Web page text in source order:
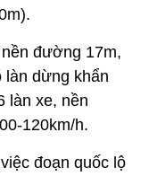
đường 17m,
làn dừng khẩn
làn xe, nền
120km/h.
đoạn quốc lộ